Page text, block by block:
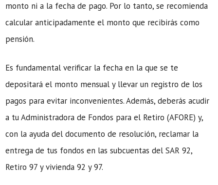
monto ni a la fecha de pago. Por lo tanto, se recomienda
calcular anticipadamente el monto que recibirás como
pensión.
Es fundamental verificar la fecha en la que se te
depositará el monto mensual y llevar un registro de los
pagos para evitar inconvenientes. Además, deberás acudir
a tu Administradora de Fondos para el Retiro (AFORE) y,
con la ayuda del documento de resolución, reclamar la
entrega de tus fondos en las subcuentas del SAR 92,
Retiro 97 y vivienda 92 y 97.